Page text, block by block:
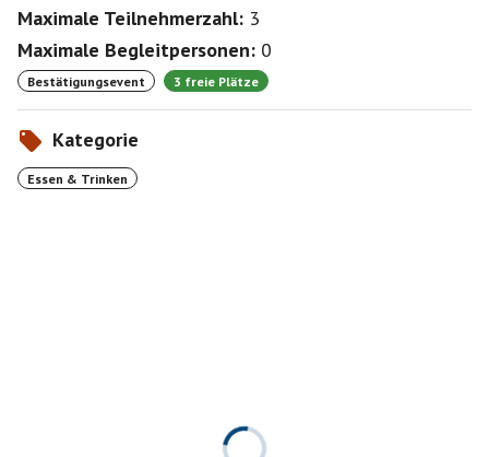
Maximale Teilnehmerzahl: 3
Maximale Begleitpersonen: 0
Bestätigungsevent 3 freie Plätze
Kategorie
Essen & Trinken